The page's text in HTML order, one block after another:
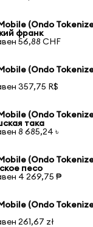
(Ondo
франк
56,88 CHF
(Ondo
357,75 R$
(Ondo
така
8 685,24 ৳
(Ondo
песо
4 269,75 ₱
(Ondo
261,67 zł